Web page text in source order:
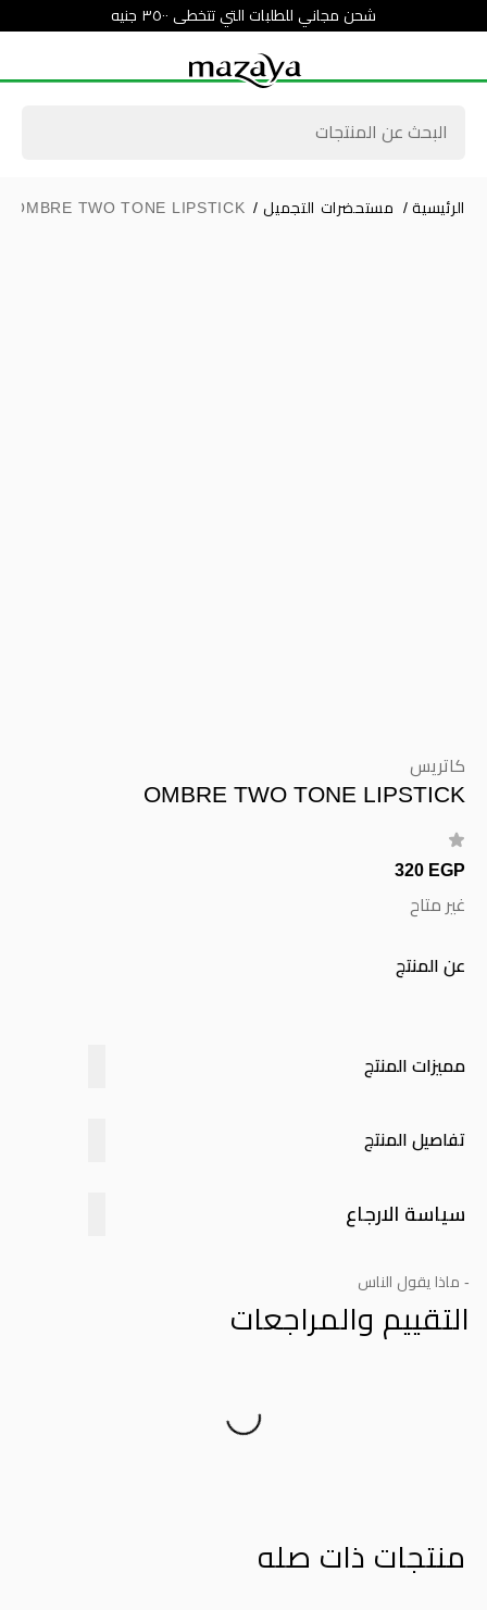
شحن مجاني للطلبات التي تتخطى ٣٥٠٠ جنيه
الرئيسية / مستحضرات التجميل /
OMBRE TWO TONE LIPSTICK
كاتريس
OMBRE TWO TONE LIPSTICK
320 EGP
غير متاح
عن المنتج
مميزات المنتج
تفاصيل المنتج
سياسة الارجاع
- ماذا يقول الناس
التقييم والمراجعات
منتجات ذات صله